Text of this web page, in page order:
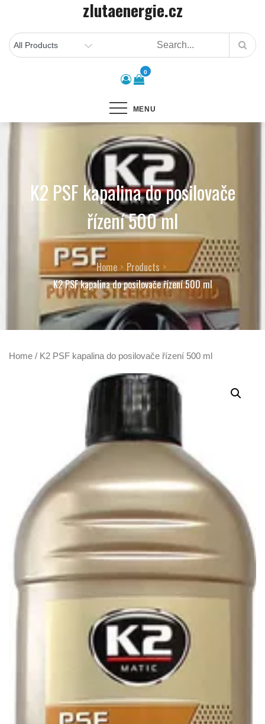
content
zlutaenergie.cz
0
MENU
K2 PSF kapalina do posilovače
řízení 500 ml
Home
Products
K2 PSF kapalina do posilovače řízení 500 ml
Home / K2 PSF kapalina do posilovače řízení 500 ml